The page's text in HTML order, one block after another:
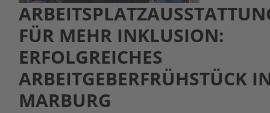
FÜR MEHR INKLUSION:
ERFOLGREICHES
ARBEITGEBERFRÜHSTÜCK
MARBURG